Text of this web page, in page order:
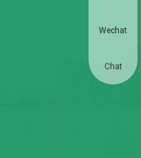
Wechat
Chat